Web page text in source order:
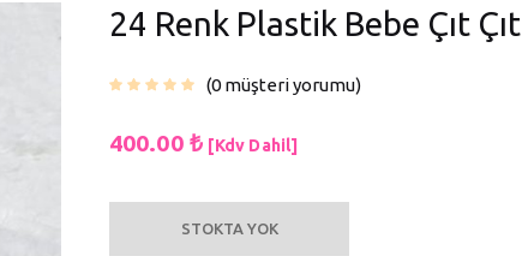
24 Renk Plastik Bebe Çıt Çıt
0 müşteri yorumu
400.00 ₺ [Kdv Dahil]
STOKTA YOK